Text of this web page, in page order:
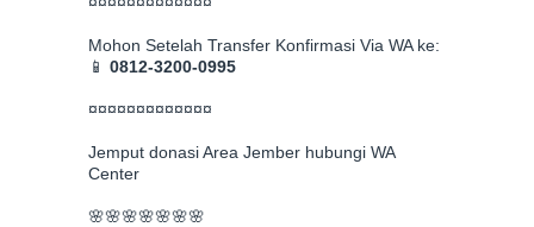
Mohon Setelah Transfer Konfirmasi Via WA ke:
📱 0812-3200-0995
¤¤¤¤¤¤¤¤¤¤¤¤¤
Jemput donasi Area Jember hubungi WA
Center
🌸🌸🌸🌸🌸🌸🌸